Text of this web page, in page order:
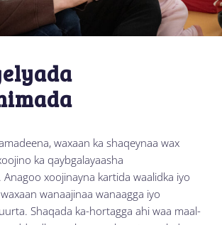
waxaan ka shaqeynaa wax
ka qaybgalayaasha
xoojinayna kartida waalidka iyo
wanaajinaa wanaagga iyo
Shaqada ka-hortagga ahi waa maal-